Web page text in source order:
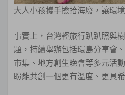
大人小孩攜手撿拾海廢，讓環
事實上，台灣輕旅行趴趴照與
題，持續舉辦包括環島分享會
市集、地方創生晚會等多元活
盼能共創一個更有溫度、更具